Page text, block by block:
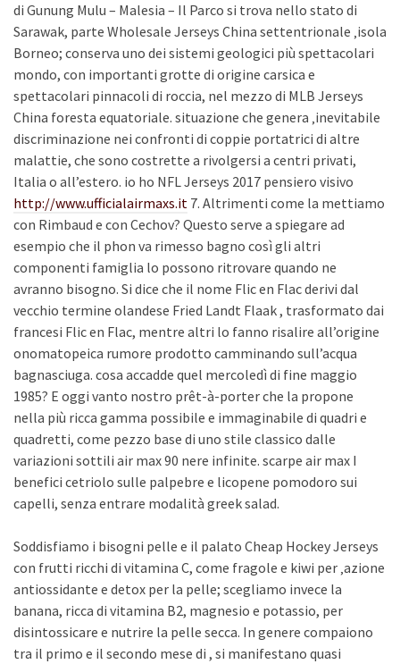
di Gunung Mulu – Malesia – Il Parco si trova nello stato di
Sarawak, parte Wholesale Jerseys China settentrionale ‚isola
Borneo; conserva uno dei sistemi geologici più spettacolari
mondo, con importanti grotte di origine carsica e
spettacolari pinnacoli di roccia, nel mezzo di MLB Jerseys
China foresta equatoriale. situazione che genera ‚inevitabile
discriminazione nei confronti di coppie portatrici di altre
malattie, che sono costrette a rivolgersi a centri privati,
Italia o all’estero. io ho NFL Jerseys 2017 pensiero visivo
http://www.ufficialairmaxs.it 7. Altrimenti come la mettiamo
con Rimbaud e con Cechov? Questo serve a spiegare ad
esempio che il phon va rimesso bagno così gli altri
componenti famiglia lo possono ritrovare quando ne
avranno bisogno. Si dice che il nome Flic en Flac derivi dal
vecchio termine olandese Fried Landt Flaak , trasformato dai
francesi Flic en Flac, mentre altri lo fanno risalire all’origine
onomatopeica rumore prodotto camminando sull’acqua
bagnasciuga. cosa accadde quel mercoledì di fine maggio
1985? E oggi vanto nostro prêt-à-porter che la propone
nella più ricca gamma possibile e immaginabile di quadri e
quadretti, come pezzo base di uno stile classico dalle
variazioni sottili air max 90 nere infinite. scarpe air max I
benefici cetriolo sulle palpebre e licopene pomodoro sui
capelli, senza entrare modalità greek salad.
Soddisfiamo i bisogni pelle e il palato Cheap Hockey Jerseys
con frutti ricchi di vitamina C, come fragole e kiwi per ‚azione
antiossidante e detox per la pelle; scegliamo invece la
banana, ricca di vitamina B2, magnesio e potassio, per
disintossicare e nutrire la pelle secca. In genere compaiono
tra il primo e il secondo mese di , si manifestano quasi